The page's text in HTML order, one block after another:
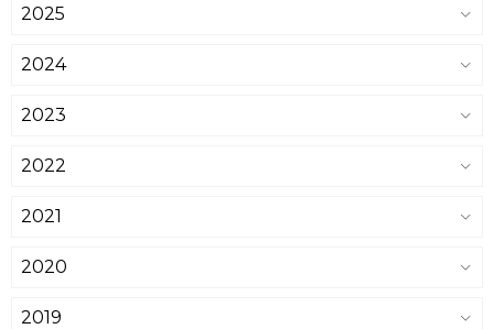
2025
2024
2023
2022
2021
2020
2019